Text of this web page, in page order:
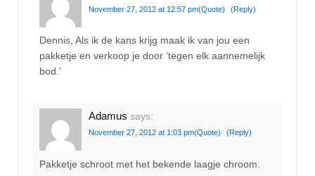
November 27, 2012 at 12:57 pm(Quote) (Reply)
Dennis, Als ik de kans krijg maak ik van jou een
pakketje en verkoop je door ‘tegen elk aannemelijk
bod.’
Adamus says:
November 27, 2012 at 1:03 pm(Quote) (Reply)
Pakketje schroot met het bekende laagje chroom.